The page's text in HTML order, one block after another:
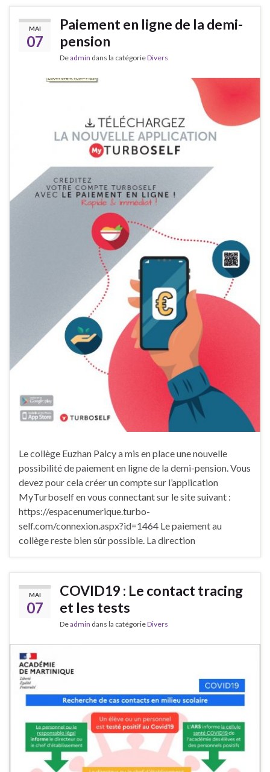
MAI
07
Paiement en ligne de la demi-
pension
Deadmin dans la catégorieDivers
Le collège Euzhan Palcy a mis en place une nouvelle
possibilité de paiement en ligne de la demi-pension. Vous
devez pour cela créer un compte sur l’application
MyTurboself en vous connectant sur le site suivant :
https://espacenumerique.turbo-
self.com/connexion.aspx?id=1464 Le paiement au
collège reste bien sûr possible. La direction
MAI
07
COVID19 : Le contact tracing
et les tests
Deadmin dans la catégorieDivers